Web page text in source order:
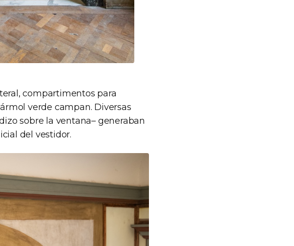
compartimentos para
verde campan. Diversas
sobre la ventana– generaban
del vestidor.